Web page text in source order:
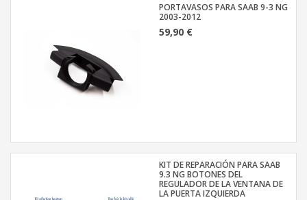
PORTAVASOS PARA SAAB 9-3 NG
2003-2012
59,90 €
KIT DE REPARACIÓN PARA SAAB
9.3 NG BOTONES DEL
REGULADOR DE LA VENTANA DE
LA PUERTA IZQUIERDA